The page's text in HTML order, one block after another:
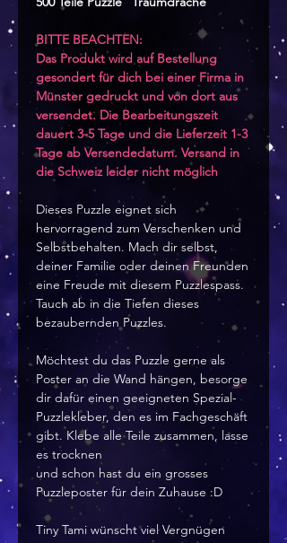
BITTE BEACHTEN:
Das Produkt wird auf Bestellung
gesondert für dich bei einer Firma in
Münster gedruckt und von dort aus
versendet. Die Bearbeitungszeit
dauert 3-5 Tage und die Lieferzeit 1-3
Tage ab Versendedatum. Versand in
die Schweiz leider nicht möglich
Dieses Puzzle eignet sich
hervorragend zum Verschenken und
Selbstbehalten. Mach dir selbst,
deiner Familie oder deinen Freunden
eine Freude mit diesem Puzzlespass.
Tauch ab in die Tiefen dieses
bezaubernden Puzzles.
Möchtest du das Puzzle gerne als
Poster an die Wand hängen, besorge
dir dafür einen geeigneten Spezial-
Puzzlekleber, den es im Fachgeschäft
gibt. Klebe alle Teile zusammen, lasse
es trocknen
und schon hast du ein grosses
Puzzleposter für dein Zuhause :D
Tiny Tami wünscht viel Vergnügen